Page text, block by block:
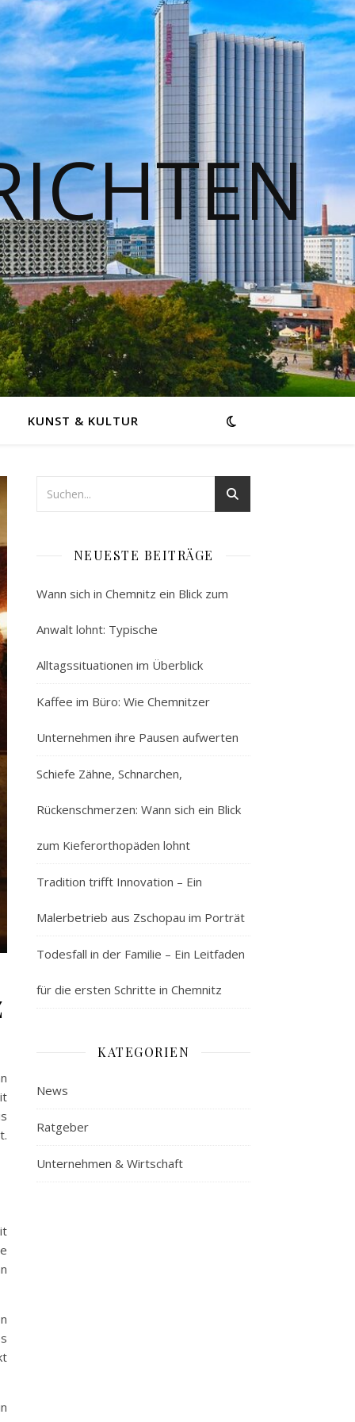
KUNST & KULTUR
NEUESTE BEITRÄGE
Wann sich in Chemnitz ein Blick zum
Anwalt lohnt: Typische
Alltagssituationen im Überblick
Kaffee im Büro: Wie Chemnitzer
Unternehmen ihre Pausen aufwerten
Schiefe Zähne, Schnarchen,
Rückenschmerzen: Wann sich ein Blick
zum Kieferorthopäden lohnt
Tradition trifft Innovation – Ein
Malerbetrieb aus Zschopau im Porträt
Todesfall in der Familie – Ein Leitfaden
für die ersten Schritte in Chemnitz
KATEGORIEN
News
Ratgeber
Unternehmen & Wirtschaft